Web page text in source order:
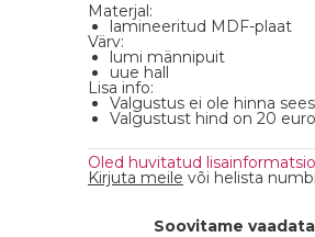
Materjal:
lamineeritud MDF-plaat
Värv:
lumi männipuit
uue hall
Lisa info:
Valgustus ei ole hinna sees
Valgustust hind on 20 euro
Oled huvitatud
Kirjuta meile või helista
Soovitame